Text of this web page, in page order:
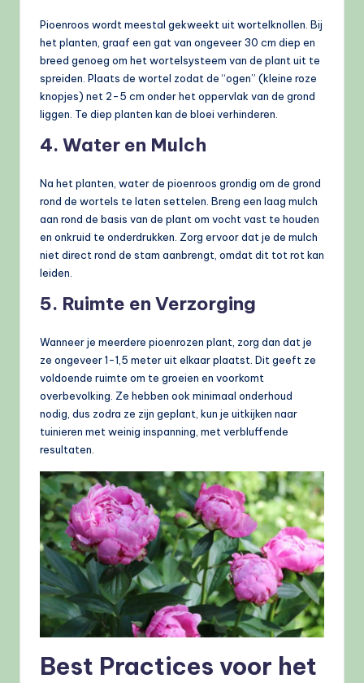
Pioenroos wordt meestal gekweekt uit wortelknollen. Bij
het planten, graaf een gat van ongeveer 30 cm diep en
breed genoeg om het wortelsysteem van de plant uit te
spreiden. Plaats de wortel zodat de “ogen” (kleine roze
knopjes) net 2-5 cm onder het oppervlak van de grond
liggen. Te diep planten kan de bloei verhinderen.
4. Water en Mulch
Na het planten, water de pioenroos grondig om de grond
rond de wortels te laten settelen. Breng een laag mulch
aan rond de basis van de plant om vocht vast te houden
en onkruid te onderdrukken. Zorg ervoor dat je de mulch
niet direct rond de stam aanbrengt, omdat dit tot rot kan
leiden.
5. Ruimte en Verzorging
Wanneer je meerdere pioenrozen plant, zorg dan dat je
ze ongeveer 1-1,5 meter uit elkaar plaatst. Dit geeft ze
voldoende ruimte om te groeien en voorkomt
overbevolking. Ze hebben ook minimaal onderhoud
nodig, dus zodra ze zijn geplant, kun je uitkijken naar
tuinieren met weinig inspanning, met verbluffende
resultaten.
Best Practices voor het